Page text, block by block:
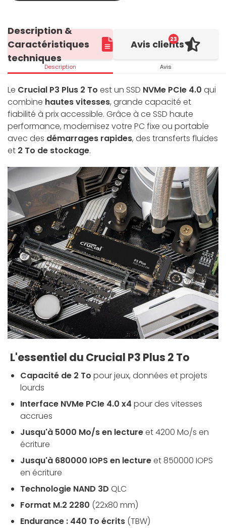
Description &
Caractéristiques
techniques
Description
23
Avis clients
Avis
Le Crucial P3 Plus 2 To est un SSD NVMe PCIe 4.0 qui
combine hautes vitesses, grande capacité et
fiabilité à prix accessible. Grâce à ce SSD haute
performance, modernisez votre PC fixe ou portable
avec des démarrages rapides, des transferts fluides
et 2 To de stockage.
L'essentiel du Crucial P3 Plus 2 To
Capacité de 2 To pour jeux, données et projets
lourds
Interface NVMe PCIe 4.0 x4 pour des vitesses
accrues
Jusqu'à 5000 Mo/s en lectureet 4200 Mo/s en
écriture
Jusqu'à 680000 IOPS en lectureet 850000 IOPS
en écriture
Technologie NAND 3D QLC
Format M.2 2280 (22x80 mm)
Endurance : 440 To écrits (TBW)